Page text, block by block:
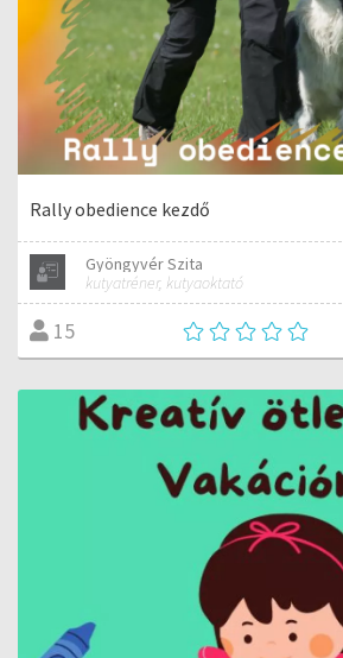
Rally obedience kezdő
Gyöngyvér Szita
kutyatréner, kutyaoktató
15